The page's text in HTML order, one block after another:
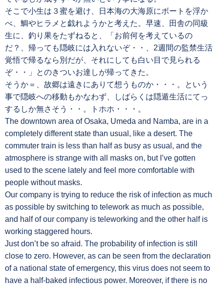
そこで小生は３蜜を避け、日本海の大海原にボートを浮か
べ、鯛やヒラメと戯れようかと考えた。早速、田舎の同級
生に、釣り果をたずねると、「お前何を考えているの
だ？、帰っても隠岐には入れないぞ・・、2週間の監禁生活
覚悟で帰るなら別だが、それにしても白い目で見られる
ぞ・・」とのきついお達しが帰ってきた。
そうか＝、故郷は遠きにありて想うものか・・・。という
事で隠岐への移動もかなわず、しばらくは隠遁生活にてっ
するしか無さそう・・。トホホ・・・。
The downtown area of Osaka, Umeda and Namba, are in a
completely different state than usual, like a desert. The
commuter train is less than half as busy as usual, and the
atmosphere is strange with all masks on, but I’ve gotten
used to the scene lately and feel more comfortable with
people without masks.
Our company is trying to reduce the risk of infection as much
as possible by switching to telework as much as possible,
and half of our company is teleworking and the other half is
working staggered hours.
Just don’t be so afraid. The probability of infection is still
close to zero. However, as can be seen from the declaration
of a national state of emergency, this virus does not seem to
have a half-baked infectious power. Moreover, if there is no